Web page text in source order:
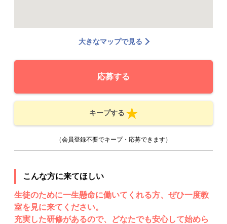
大きなマップで見る
応募する
キープする
（会員登録不要でキープ・応募できます）
こんな方に来てほしい
生徒のために一生懸命に働いてくれる方、ぜひ一度教
室を見に来てください。
充実した研修があるので、どなたでも安心して始めら